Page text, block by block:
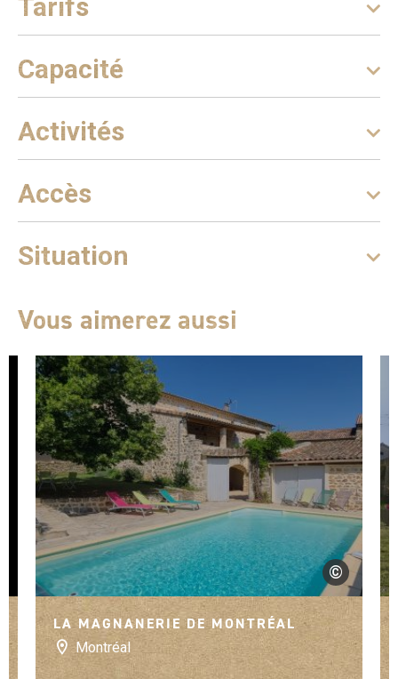
Tarifs
Capacité
Activités
Accès
Situation
Vous aimerez aussi
de France ©
didier browet
LA MAGNANERIE DE MONTRÉAL
Montréal